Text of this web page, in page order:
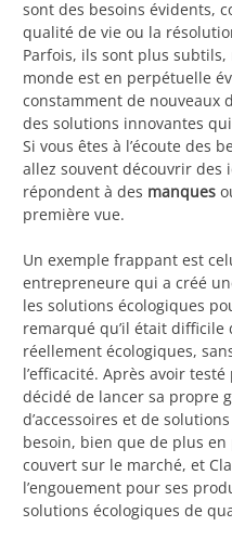
sont des besoins évidents,
qualité de vie ou la
Parfois, ils sont plus
monde est en perpétuelle
constamment de nouveaux
des solutions innovantes
Si vous êtes à l’écoute des
allez souvent découvrir des
répondent à des manques
première vue.
Un exemple frappant est
entrepreneure qui a créé
les solutions écologiques
remarqué qu’il était
réellement écologiques,
l’efficacité. Après avoir
décidé de lancer sa propre
d’accessoires et de
besoin, bien que de plus
couvert sur le marché, et
l’engouement pour ses
solutions écologiques de